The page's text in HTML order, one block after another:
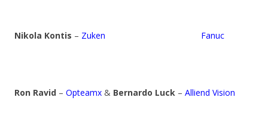
Nikola Kontis – Zuken Fanuc
Ron Ravid – Opteamx & Bernardo Luck – Alliend Vision